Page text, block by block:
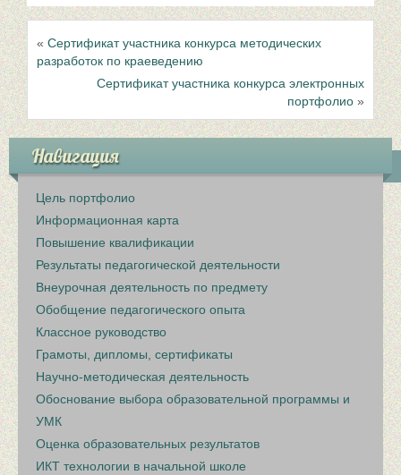
« Сертификат участника конкурса методических
разработок по краеведению
Сертификат участника конкурса электронных
портфолио »
Навигация
Цель портфолио
Информационная карта
Повышение квалификации
Результаты педагогической деятельности
Внеурочная деятельность по предмету
Обобщение педагогического опыта
Классное руководство
Грамоты, дипломы, сертификаты
Научно-методическая деятельность
Обоснование выбора образовательной программы и
УМК
Оценка образовательных результатов
ИКТ технологии в начальной школе